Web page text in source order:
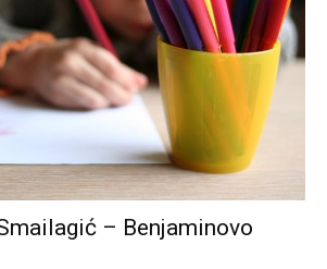
– Benjaminovo